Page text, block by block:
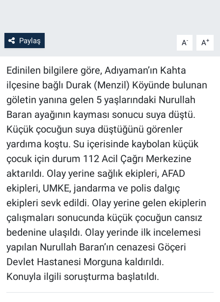
Paylaş A- A+
Edinilen bilgilere göre, Adıyaman’ın Kahta
ilçesine bağlı Durak (Menzil) Köyünde bulunan
göletin yanına gelen 5 yaşlarındaki Nurullah
Baran ayağının kayması sonucu suya düştü.
Küçük çocuğun suya düştüğünü görenler
yardıma koştu. Su içerisinde kaybolan küçük
çocuk için durum 112 Acil Çağrı Merkezine
aktarıldı. Olay yerine sağlık ekipleri, AFAD
ekipleri, UMKE, jandarma ve polis dalgıç
ekipleri sevk edildi. Olay yerine gelen ekiplerin
çalışmaları sonucunda küçük çocuğun cansız
bedenine ulaşıldı. Olay yerinde ilk incelemesi
yapılan Nurullah Baran’ın cenazesi Göçeri
Devlet Hastanesi Morguna kaldırıldı.
Konuyla ilgili soruşturma başlatıldı.